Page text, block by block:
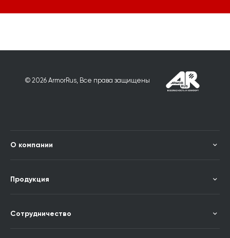
© 2026 ArmorRus, Все права защищены
О компании
Продукция
Сотрудничество